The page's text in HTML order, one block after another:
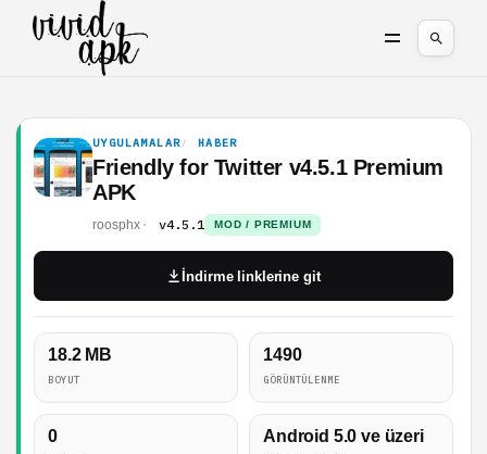
UYGULAMALAR HABER
Friendly for Twitter v4.5.1 Premium
APK
roosphx v4.5.1 MOD / PREMIUM
18.2 MB
BOYUT
1490
GÖRÜNTÜLENME
0 Android 5.0 ve üzeri
İndirme linklerine git